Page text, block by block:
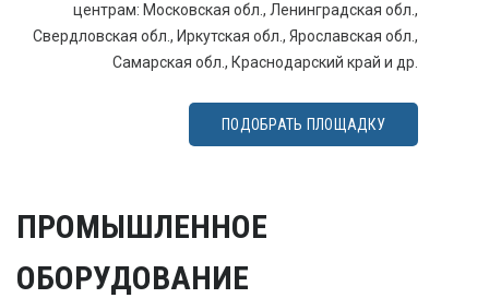
ПОДОБРАТЬ ПЛОЩАДКУ
ПРОМЫШЛЕННОЕ
ОБОРУДОВАНИЕ
центрам: Московская обл., Ленинградская обл.,
Свердловская обл., Иркутская обл., Ярославская обл.,
Самарская обл., Краснодарский край и др.